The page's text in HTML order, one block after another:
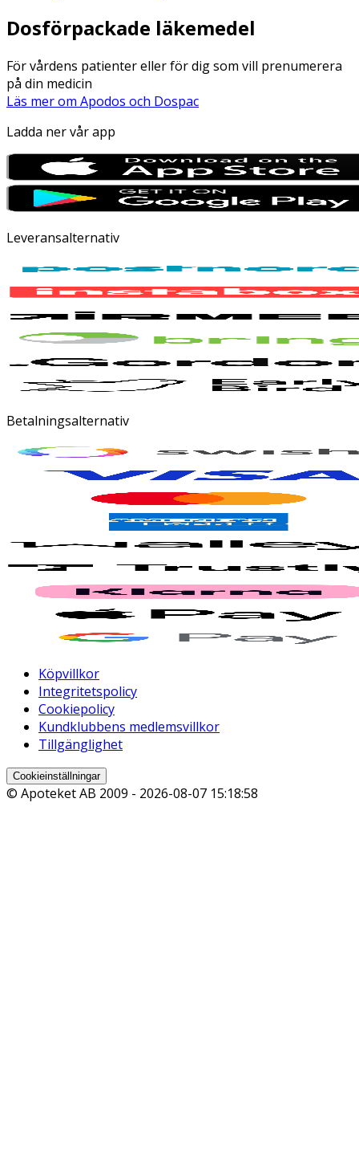
Dosförpackade läkemedel
För vårdens patienter eller för dig som vill prenumerera
på din medicin
Läs mer om Apodos och Dospac
Ladda ner vår app
Leveransalternativ
Betalningsalternativ
Köpvillkor
Integritetspolicy
Cookiepolicy
Kundklubbens medlemsvillkor
Tillgänglighet
Cookieinställningar
© Apoteket AB 2009 - 2026-08-07 15:18:58